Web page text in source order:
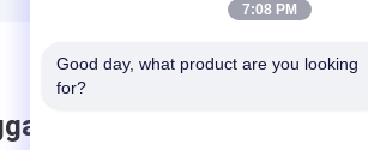
pesan
7:08 PM
Good day, what product are you looking
for?